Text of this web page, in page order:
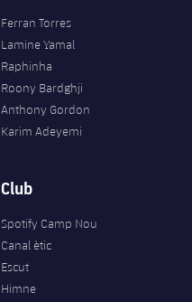
Ferran Torres
Lamine Yamal
Raphinha
Roony Bardghji
Anthony Gordon
Karim Adeyemi
Club
Spotify Camp Nou
Canal ètic
Escut
Himne